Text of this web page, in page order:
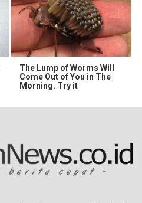
The Lump of Worms Will
Come Out of You in The
Morning. Try it